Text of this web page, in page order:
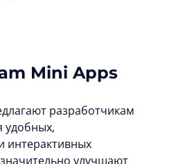
Mini Apps
разработчикам
удобных,
интерактивных
улучшают